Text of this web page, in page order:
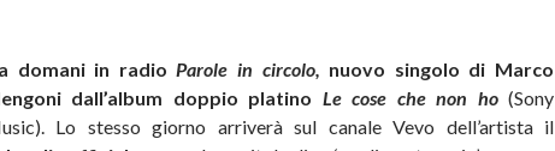
domani in radioParole in circolo, nuovo singolo di Marco
dall’album doppio platino Le cose che non ho (Sony
Lo stesso giorno arriverà sul canale Vevo dell’artista il